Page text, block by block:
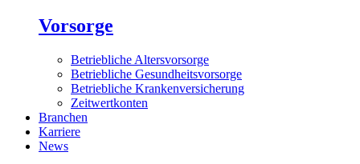
Vorsorge
Betriebliche Altersvorsorge
Betriebliche Gesundheitsvorsorge
Betriebliche Krankenversicherung
Zeitwertkonten
Branchen
Karriere
News